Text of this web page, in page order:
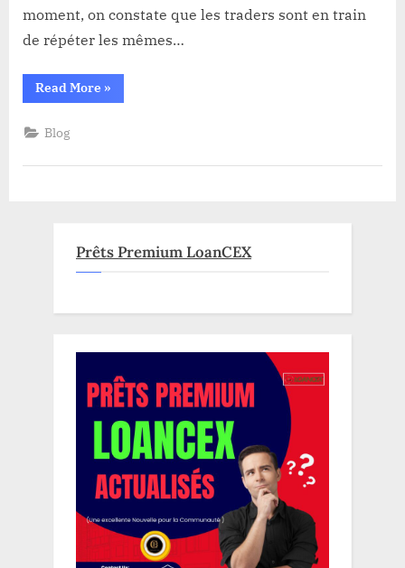
délogés !
moment, on constate que les traders sont en train
de répéter les mêmes…
Read More“FUD
autour
d’USDT
»
Blog
Prêts Premium LoanCEX